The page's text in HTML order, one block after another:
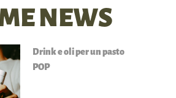
NEWS
Drink e oli per un pasto
POP